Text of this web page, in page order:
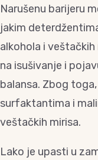
Narušenu barijeru
jakim
alkohola i
na isušivanje i
balansa. Zbog
surfaktantima i
veštačkih mirisa.
Lako je upasti u